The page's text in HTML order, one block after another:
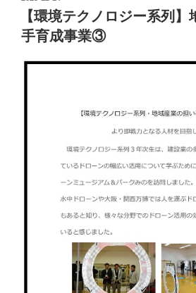
日:【環境テクノロジー系列
手育成事業③